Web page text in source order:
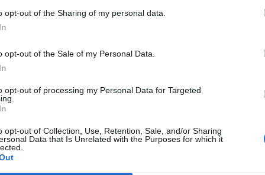
opt-out of the Sharing of my personal data.
opt-out of the Sale of my Personal Data.
opt-out of processing my Personal Data for Targeted
opt-out of Collection, Use, Retention, Sale, and/or Sharing
Data that Is Unrelated with the Purposes for which it
sempre un po' più in là per tornare
i tifosi. Konbanwa (buona serata) e buon